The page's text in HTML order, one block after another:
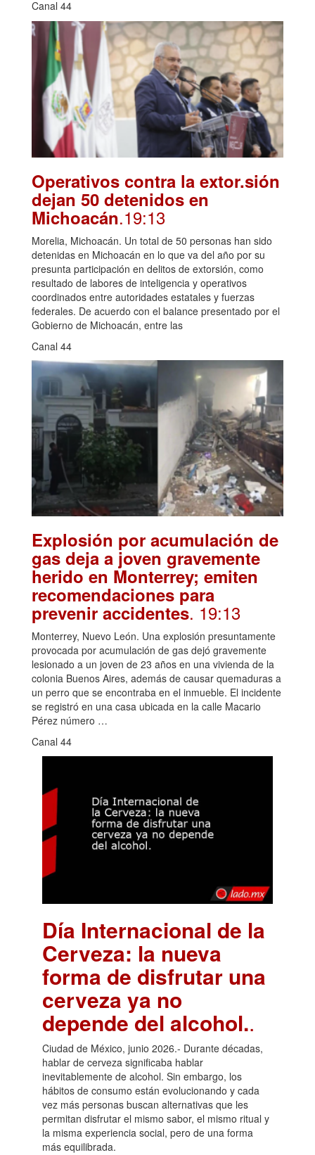
Canal 44
Operativos contra la extor.sión
dejan 50 detenidos en
Michoacán.19:13
Morelia, Michoacán. Un total de 50 personas han sido
detenidas en Michoacán en lo que va del año por su
presunta participación en delitos de extorsión, como
resultado de labores de inteligencia y operativos
coordinados entre autoridades estatales y fuerzas
federales. De acuerdo con el balance presentado por el
Gobierno de Michoacán, entre las
Canal 44
Explosión por acumulación de
gas deja a joven gravemente
herido en Monterrey; emiten
recomendaciones para
prevenir accidentes. 19:13
Monterrey, Nuevo León. Una explosión presuntamente
provocada por acumulación de gas dejó gravemente
lesionado a un joven de 23 años en una vivienda de la
colonia Buenos Aires, además de causar quemaduras a
un perro que se encontraba en el inmueble. El incidente
se registró en una casa ubicada en la calle Macario
Pérez número …
Canal 44
Día Internacional de la
Cerveza: la nueva
forma de disfrutar una
cerveza ya no
depende del alcohol..
Ciudad de México, junio 2026.- Durante décadas,
hablar de cerveza significaba hablar
inevitablemente de alcohol. Sin embargo, los
hábitos de consumo están evolucionando y cada
vez más personas buscan alternativas que les
permitan disfrutar el mismo sabor, el mismo ritual y
la misma experiencia social, pero de una forma
más equilibrada.